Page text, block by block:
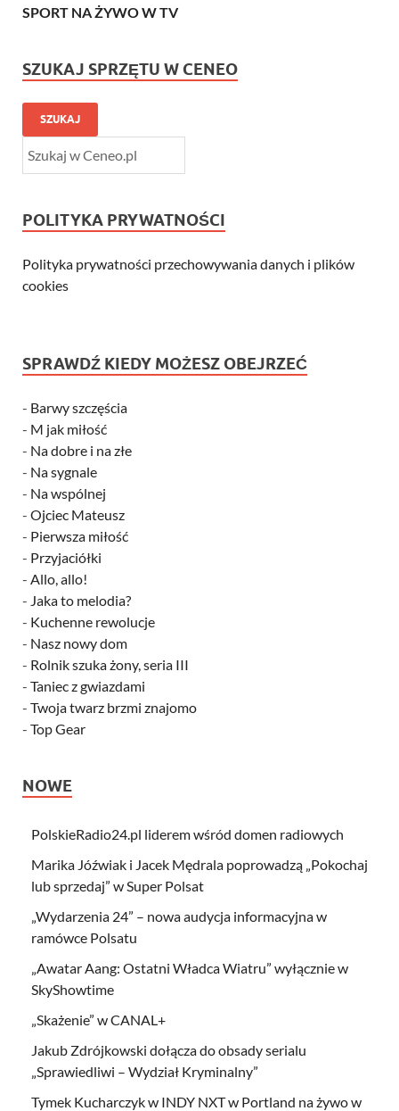
SPORT NA ŻYWO W TV
SZUKAJ SPRZĘTU W CENEO
SZUKAJ
POLITYKA PRYWATNOŚCI
Polityka prywatności przechowywania danych i plików
cookies
SPRAWDŹ KIEDY MOŻESZ OBEJRZEĆ
- Barwy szczęścia
- M jak miłość
- Na dobre i na złe
- Na sygnale
- Na wspólnej
- Ojciec Mateusz
- Pierwsza miłość
- Przyjaciółki
- Allo, allo!
- Jaka to melodia?
- Kuchenne rewolucje
- Nasz nowy dom
- Rolnik szuka żony, seria III
- Taniec z gwiazdami
- Twoja twarz brzmi znajomo
- Top Gear
NOWE
PolskieRadio24.pl liderem wśród domen radiowych
Marika Jóźwiak i Jacek Mędrala poprowadzą „Pokochaj
lub sprzedaj” w Super Polsat
„Wydarzenia 24” – nowa audycja informacyjna w
ramówce Polsatu
„Awatar Aang: Ostatni Władca Wiatru” wyłącznie w
SkyShowtime
„Skażenie” w CANAL+
Jakub Zdrójkowski dołącza do obsady serialu
„Sprawiedliwi – Wydział Kryminalny”
Tymek Kucharczyk w INDY NXT w Portland na żywo w